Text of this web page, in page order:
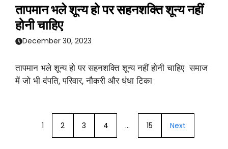
तापमान भले शून्य हो पर सहनशक्ति शून्य नहीं
होनी चाहिए
December 30, 2023
तापमान भले शून्य हो पर सहनशक्ति शून्य नहीं होनी चाहिए समाज
में जो भी दंपति, परिवार, नौकरी और धंधा टिका
1 2 3 4 … 15 Next